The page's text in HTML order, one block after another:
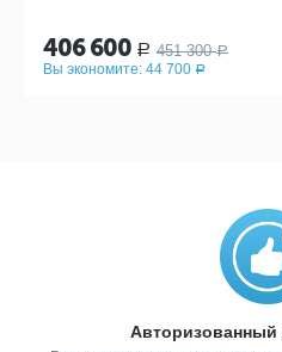
406 600 Р 451 300 Р
Вы экономите: 44 700 Р
Авторизованный